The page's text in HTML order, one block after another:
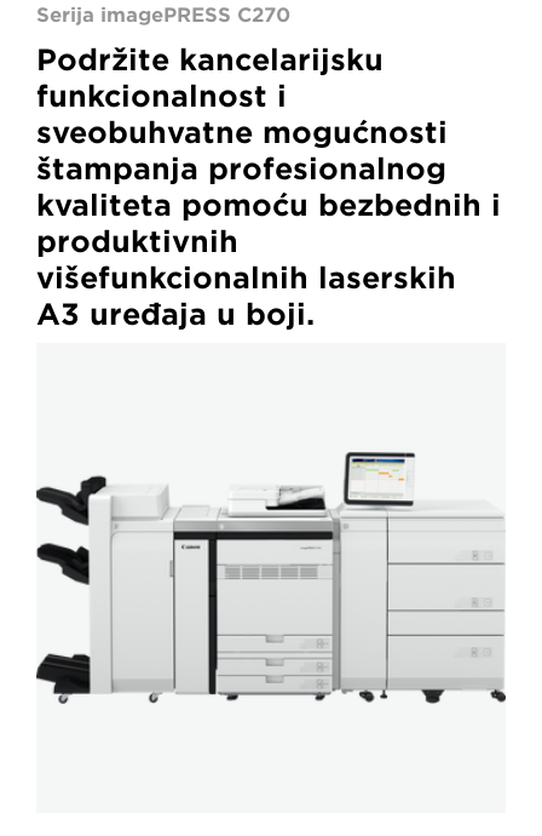
Serija imagePRESS C270
Podržite kancelarijsku
funkcionalnost i
sveobuhvatne mogućnosti
štampanja profesionalnog
kvaliteta pomoću bezbednih i
produktivnih
višefunkcionalnih laserskih
A3 uređaja u boji.